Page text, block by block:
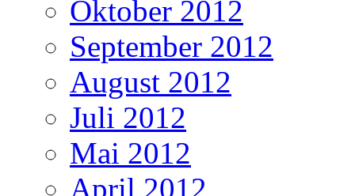
Oktober 2012
September 2012
August 2012
Juli 2012
Mai 2012
April 2012